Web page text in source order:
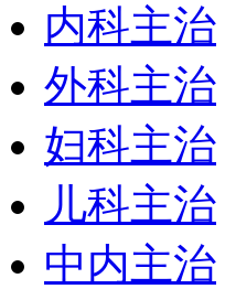
内科主治
外科主治
妇科主治
儿科主治
中内主治